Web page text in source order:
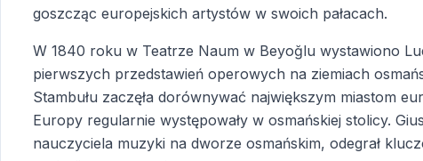
goszcząc europejskich artystów w swoich pałacach.
W 1840 roku w Teatrze Naum w Beyoğlu wystawiono
pierwszych przedstawień operowych na ziemiach
Stambułu zaczęła dorównywać największym miastom
Europy regularnie występowały w osmańskiej stolicy.
nauczyciela muzyki na dworze osmańskim, odegrał